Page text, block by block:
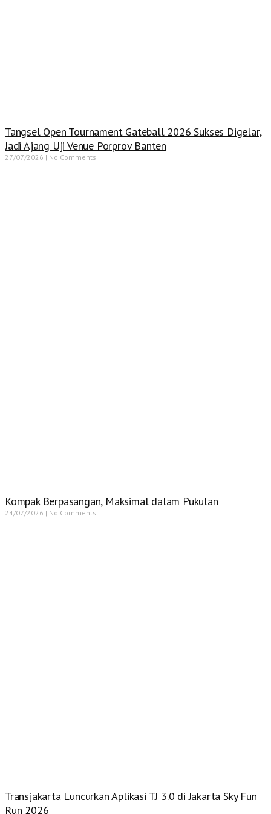
Tangsel Open Tournament Gateball 2026 Sukses Digelar,
Jadi Ajang Uji Venue Porprov Banten
27/07/2026 No Comments
Kompak Berpasangan, Maksimal dalam Pukulan
24/07/2026 No Comments
Transjakarta Luncurkan Aplikasi TJ 3.0 di Jakarta Sky Fun
Run 2026